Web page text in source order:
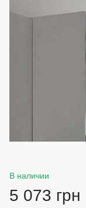
В наличии
5 073 грн